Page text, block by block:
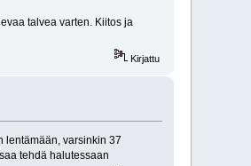
talvea varten. Kiitos ja
Kirjattu
lentämään, varsinkin 37
tehdä halutessaan